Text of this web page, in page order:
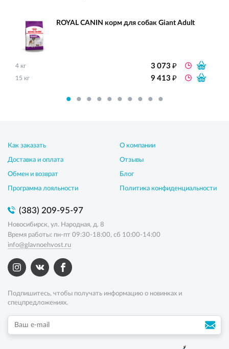
ROYAL CANIN корм для собак Giant Adult
4 кг 3 073₽
15 кг 9 413₽
Как заказать
Доставка и оплата
Обмен и возврат
Программа лояльности
О компании
Отзывы
Блог
Политика конфиденциальности
(383) 209-95-97
Новосибирск, ул. Народная, д. 8
Время работы: пн-пт 09:30-18:00, сб 10:00-14:00
info@glavnoehvost.ru
Подпишитесь, чтобы получать информацию о новинках и
спецпредложениях.